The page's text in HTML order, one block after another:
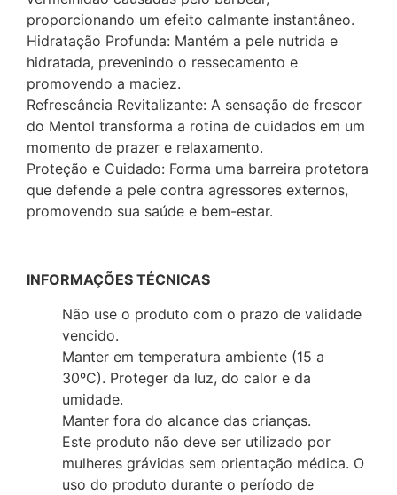
proporcionando um efeito calmante instantâneo.
Hidratação Profunda: Mantém a pele nutrida e
hidratada, prevenindo o ressecamento e
promovendo a maciez.
Refrescância Revitalizante: A sensação de frescor
do Mentol transforma a rotina de cuidados em um
momento de prazer e relaxamento.
Proteção e Cuidado: Forma uma barreira protetora
que defende a pele contra agressores externos,
promovendo sua saúde e bem-estar.
INFORMAÇÕES TÉCNICAS
Não use o produto com o prazo de validade
vencido.
Manter em temperatura ambiente (15 a
30ºC). Proteger da luz, do calor e da
umidade.
Manter fora do alcance das crianças.
Este produto não deve ser utilizado por
mulheres grávidas sem orientação médica. O
uso do produto durante o período de